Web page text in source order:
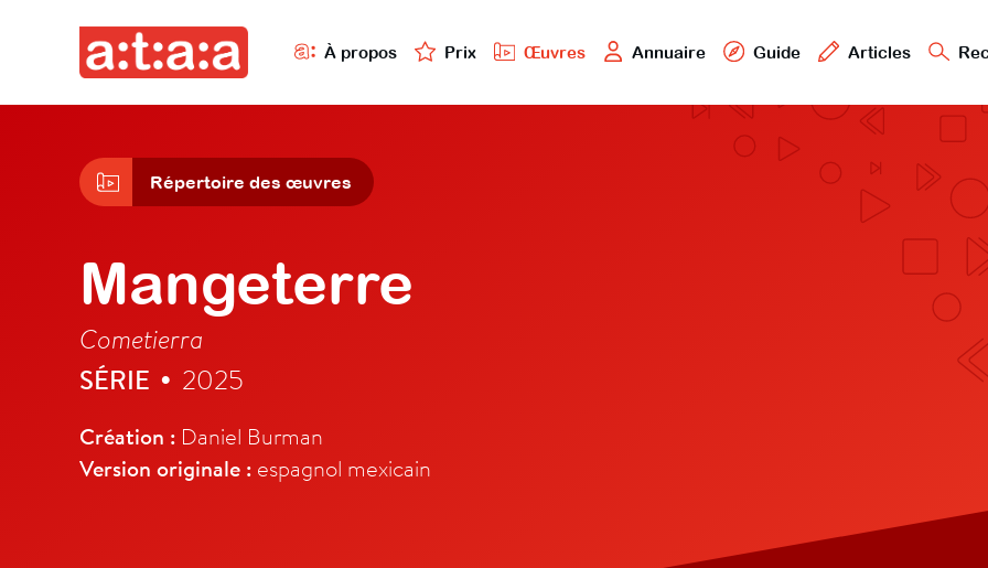
À propos Prix Œuvres Annuaire Guide Articles
Répertoire des œuvres
Mangeterre
Cometierra
SÉRIE • 2025
Création : Daniel Burman
Version originale : espagnol mexicain